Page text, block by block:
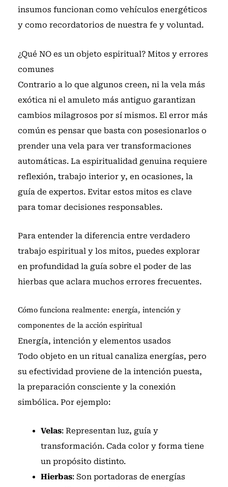
insumos funcionan como vehículos energéticos
y como recordatorios de nuestra fe y voluntad.
¿Qué NO es un objeto espiritual? Mitos y errores
comunes
Contrario a lo que algunos creen, ni la vela más
exótica ni el amuleto más antiguo garantizan
cambios milagrosos por sí mismos. El error más
común es pensar que basta con posesionarlos o
prender una vela para ver transformaciones
automáticas. La espiritualidad genuina requiere
reflexión, trabajo interior y, en ocasiones, la
guía de expertos. Evitar estos mitos es clave
para tomar decisiones responsables.
Para entender la diferencia entre verdadero
trabajo espiritual y los mitos, puedes explorar
en profundidad la guía sobre el poder de las
hierbas que aclara muchos errores frecuentes.
Cómo funciona realmente: energía, intención y
componentes de la acción espiritual
Energía, intención y elementos usados
Todo objeto en un ritual canaliza energías, pero
su efectividad proviene de la intención puesta,
la preparación consciente y la conexión
simbólica. Por ejemplo:
Velas: Representan luz, guía y
transformación. Cada color y forma tiene
un propósito distinto.
Hierbas: Son portadoras de energías